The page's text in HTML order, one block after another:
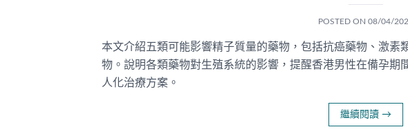
POSTED ON 08/04/
本文介紹五類可能影響精子質量的藥物，包括抗癌藥物、激素
物。說明各類藥物對生殖系統的影響，提醒香港男性在備孕期
人化治療方案。
繼續閱讀 →